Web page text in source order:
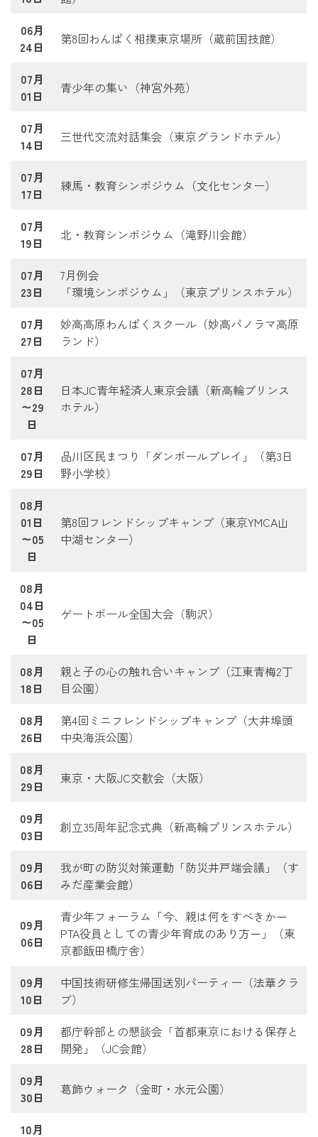
06月
24日
第8回わんぱく相撲東京場所（蔵前国技館）
07月
01日
青少年の集い（神宮外苑）
07月
14日
三世代交流対話集会（東京グランドホテル）
07月
17日
練馬・教育シンポジウム（文化センター）
07月
19日
北・教育シンポジウム（滝野川会館）
07月
23日
7月例会
「環境シンポジウム」（東京プリンスホテル）
07月
27日
妙高高原わんぱくスクール（妙高パノラマ高原
ランド）
07月
28日
～29
日
日本JC青年経済人東京会議（新高輪プリンス
ホテル）
07月
29日
品川区民まつり「ダンボールプレイ」（第3日
野小学校）
08月
01日
～05
日
第8回フレンドシップキャンプ（東京YMCA山
中湖センター）
08月
04日
～05
日
ゲートボール全国大会（駒沢）
08月
18日
親と子の心の触れ合いキャンプ（江東青梅2丁
目公園）
08月
26日
第4回ミニフレンドシップキャンプ（大井埠頭
中央海浜公園）
08月
29日
東京・大阪JC交歓会（大阪）
09月
03日
創立35周年記念式典（新高輪プリンスホテル）
09月
06日
我が町の防災対策運動「防災井戸端会議」（す
みだ産業会館）
09月
06日
青少年フォーラム「今、親は何をすべきか－
PTA役員としての青少年育成のあり方－」（東
京都飯田橋庁舎）
09月
10日
中国技術研修生帰国送別パーティー（法華クラ
ブ）
09月
28日
都庁幹部との懇談会「首都東京における保存と
開発」（JC会館）
09月
30日
葛飾ウォーク（金町・水元公園）
10月